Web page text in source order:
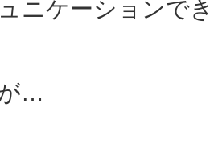
ニケーションで
…